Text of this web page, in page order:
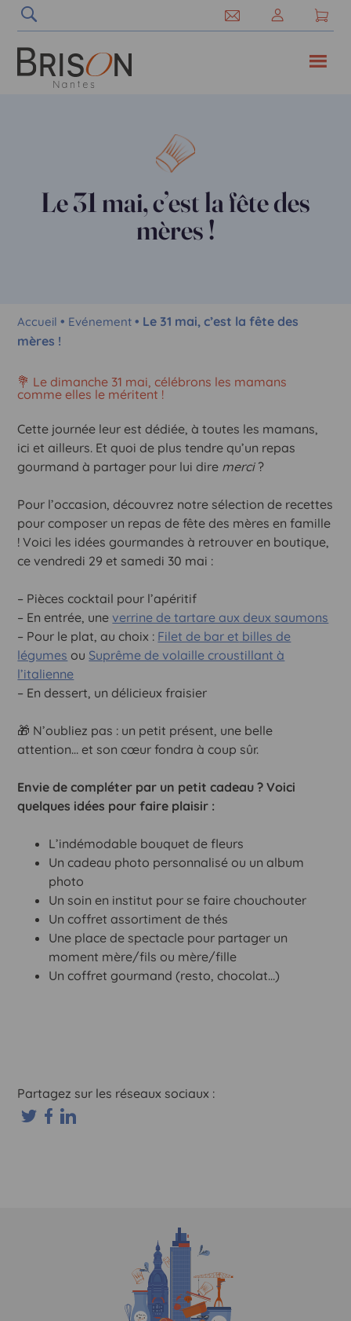
Le 31 mai, c’est la fête des
mères !
Accueil • Evénement • Le 31 mai, c’est la fête des
mères !
💐 Ledimanche 31 mai,célébrons les mamans
comme elles le méritent !
Cette journée leurestdédiée,àtoutes les mamans,
icietailleurs. Etquoide plustendrequ’un repas
gourmandà partager pour luidire merci?
Pour l’occasion,découvrez notre sélection de recettes
pour composer un repas de fête des mères en famille
! Voici les idées gourmandes à retrouver en boutique,
ce vendredi 29 et samedi 30 mai :
– Pièces cocktail pour l’apéritif
– En entrée, uneverrine de tartare aux deux saumons
– Pour le plat, au choix : Filet de bar et billes de
légumes ou Suprême de volaille croustillant à
l’italienne
– En dessert, un délicieux fraisier
🎁 N’oubliez pas : un petit présent, une belle
attention…etsoncœurfondraàcoupsûr.
Envie de compléter par un petit cadeau ? Voici
quelques idées pour faire plaisir :
L’indémodable bouquet de fleurs
Un cadeau photo personnalisé ou un album
photo
Un soin en institut pour se faire chouchouter
Un coffret assortiment de thés
Une place de spectacle pour partager un
moment mère/fils ou mère/fille
Un coffret gourmand (resto, chocolat…)
Partagez sur les réseaux sociaux :